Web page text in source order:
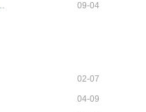
09-04
02-07
04-09